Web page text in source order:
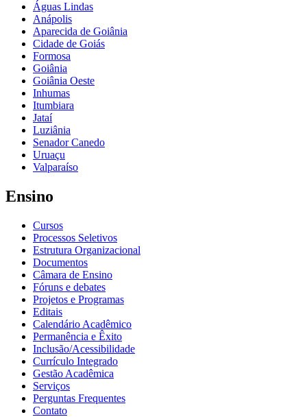
Águas Lindas
Anápolis
Aparecida de Goiânia
Cidade de Goiás
Formosa
Goiânia
Goiânia Oeste
Inhumas
Itumbiara
Jataí
Luziânia
Senador Canedo
Uruaçu
Valparaíso
Ensino
Cursos
Processos Seletivos
Estrutura Organizacional
Documentos
Câmara de Ensino
Fóruns e debates
Projetos e Programas
Editais
Calendário Acadêmico
Permanência e Êxito
Inclusão/Acessibilidade
Currículo Integrado
Gestão Acadêmica
Serviços
Perguntas Frequentes
Contato